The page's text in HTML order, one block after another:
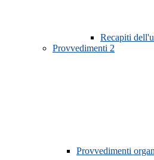
Recapiti
Provvedimenti 2
Provvedimenti